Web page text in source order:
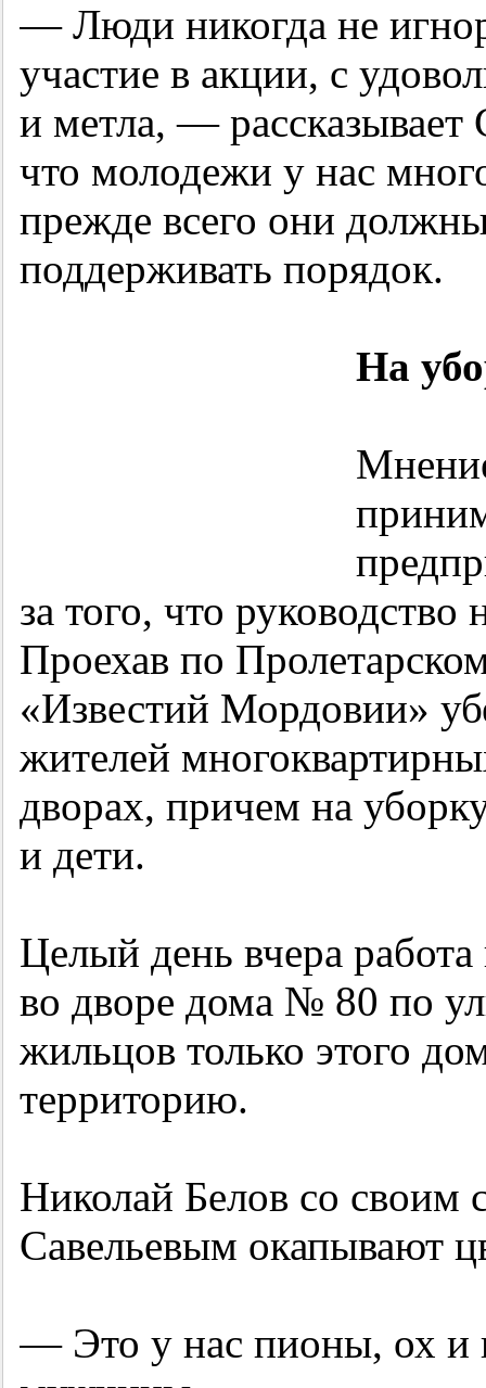
— Люди никогда не
участие в акции, с
и метла, —
что молодежи у нас
прежде всего они
поддерживать порядок.
На
за того, что
Проехав по
«Известий Мордовии»
жителей
дворах, причем на
и дети.
Целый день вчера работа
во дворе дома № 80 по
жильцов только этого
территорию.
Николай Белов со своим
Савельевым окапывают
— Это у нас пионы, ох и